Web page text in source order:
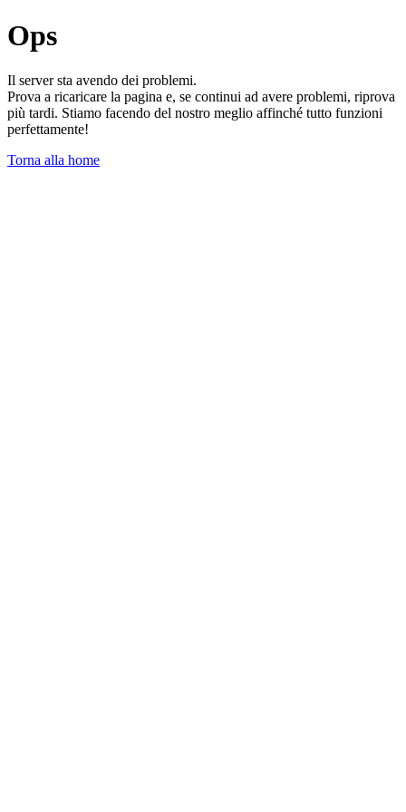
Ops
Il server sta avendo dei problemi.
Prova a ricaricare la pagina e, se continui ad avere problemi, riprova
più tardi. Stiamo facendo del nostro meglio affinché tutto funzioni
perfettamente!
Torna alla home